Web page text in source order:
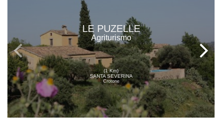
LE PUZELLE
Agriturismo
(1 Km)
SANTA SEVERINA
Crotone